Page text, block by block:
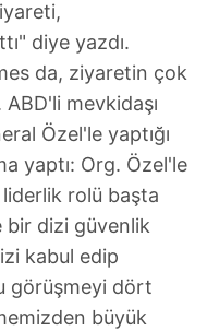
diye yazdı.
da, ziyaretin çok
mevkidaşı
Özel'le yaptığı
yaptı: Org. Özel'le
rolü başta
bir dizi güvenlik
kabul edip
görüşmeyi dört
büyük